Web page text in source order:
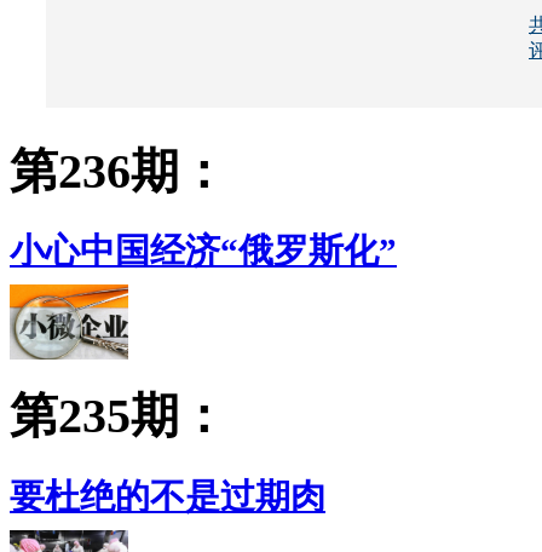
第236期：
小心中国经济“俄罗斯化”
第235期：
要杜绝的不是过期肉